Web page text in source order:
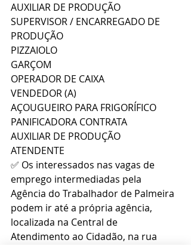
AUXILIAR DE PRODUÇÃO
SUPERVISOR / ENCARREGADO DE
PRODUÇÃO
PIZZAIOLO
GARÇOM
OPERADOR DE CAIXA
VENDEDOR (A)
AÇOUGUEIRO PARA FRIGORÍFICO
PANIFICADORA CONTRATA
AUXILIAR DE PRODUÇÃO
ATENDENTE
✅ Os interessados nas vagas de
emprego intermediadas pela
Agência do Trabalhador de Palmeira
podem ir até a própria agência,
localizada na Central de
Atendimento ao Cidadão, na rua